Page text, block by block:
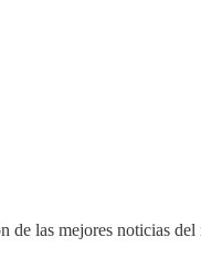
de las mejores noticias